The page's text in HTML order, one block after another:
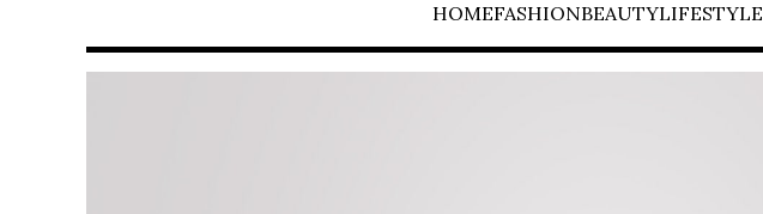
HOMEFASHIONBEAUTYLIFESTYLE